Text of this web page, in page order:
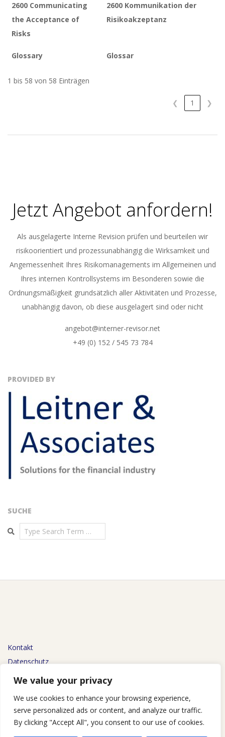
We value your privacy
We use cookies to enhance your browsing experience,
serve personalized ads or content, and analyze our traffic.
By clicking "Accept All", you consent to our use of cookies.
2600 Communicating
the Acceptance of
Risks
2600 Kommunikation der
Risikoakzeptanz
Glossary Glossar
1 bis 58 von 58 Einträgen
❮ 1 ❯
Jetzt Angebot anfordern!
Als ausgelagerte Interne Revision prüfen und beurteilen wir
risikoorientiert und prozessunabhängig die Wirksamkeit und
Angemessenheit Ihres Risikomanagements im Allgemeinen und
Ihres internen Kontrollsystems im Besonderen sowie die
Ordnungsmäßigkeit grundsätzlich aller Aktivitäten und Prozesse,
unabhängig davon, ob diese ausgelagert sind oder nicht
angebot@interner-revisor.net
+49 (0) 152 / 545 73 784
PROVIDED BY
SUCHE
Search
Kontakt
Datenschutz
Impressum